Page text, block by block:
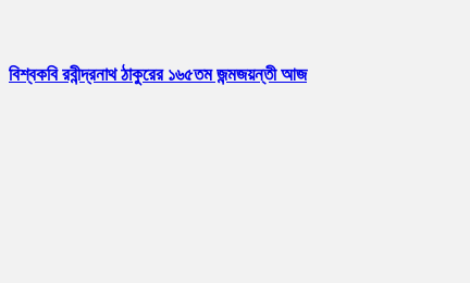
বিশ্বকবি রবীন্দ্রনাথ ঠাকুরের ১৬৫তম জন্মজয়ন্তী আজ